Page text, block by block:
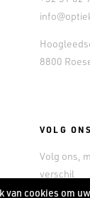
8800
VOLG ONS
Volg ons,
verschil
van cookies om uw